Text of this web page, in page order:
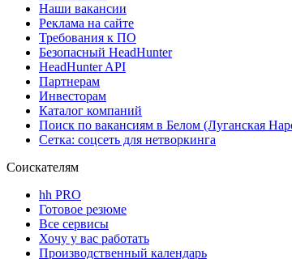
Наши вакансии
Реклама на сайте
Требования к ПО
Безопасный HeadHunter
HeadHunter API
Партнерам
Инвесторам
Каталог компаний
Поиск по вакансиям в Белом (Луганская
Сетка: соцсеть для нетворкинга
Соискателям
hh PRO
Готовое резюме
Все сервисы
Хочу у вас работать
Производственный календарь